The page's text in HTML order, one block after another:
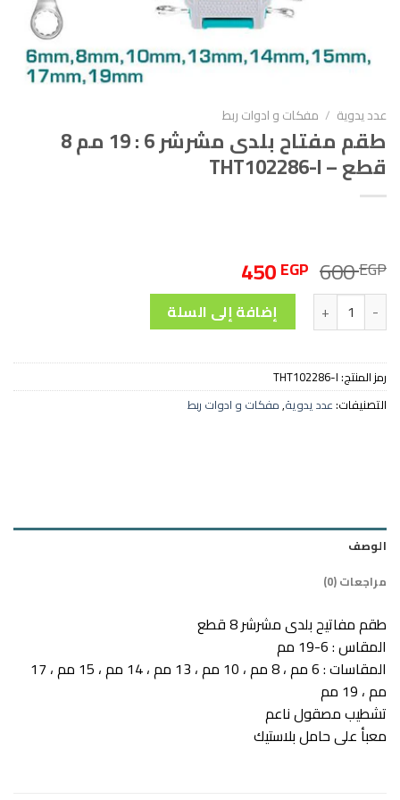
عدد يدوية / مفكات و ادوات ربط
طقم مفتاح بلدى مشرشر 6 : 19 مم 8
قطع – THT102286-I
600EGP السعر
الأصلي
هو:
600 EGP.
450EGP
الحالي
هو:
450 EGP.
كمية طقم مفتاح بلدى مشرشر 6 : 19 مم 8 قطع - THT102286-I
إضافة إلى السلة
رمز المنتج:THT102286-I
التصنيفات:عدد يدوية,مفكات و ادوات ربط
الوصف
مراجعات (0)
طقم مفاتيح بلدى مشرشر 8 قطع
المقاس : 6-19 مم
المقاسات : 6 مم ، 8 مم ، 10 مم ، 13 مم ، 14 مم ، 15 مم ، 17
مم ، 19 مم
تشطيب مصقول ناعم
معبأ على حامل بلاستيك